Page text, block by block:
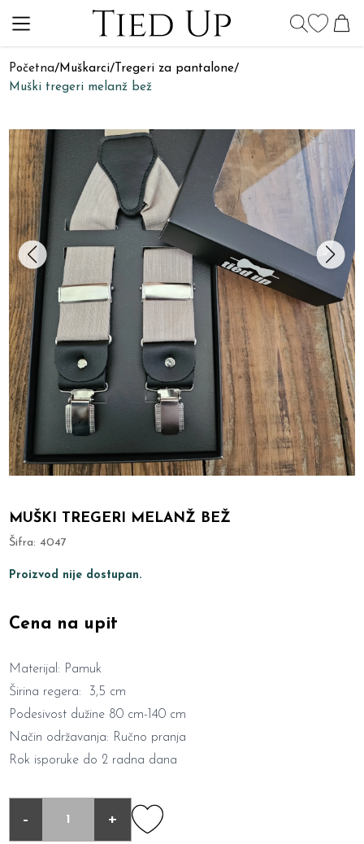
Početna/Muškarci/ Tregeri za pantalone/
Muški tregeri melanž bež
MUŠKI TREGERI MELANŽ BEŽ
Šifra:4047
Proizvod nije dostupan.
Cena na upit
Materijal: Pamuk
Širina regera: 3,5 cm
Podesivost dužine 80 cm-140 cm
Način održavanja: Ručno pranja
Rok isporuke do 2 radna dana
- +